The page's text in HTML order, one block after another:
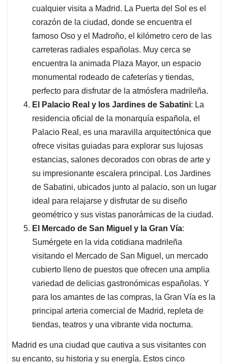
cualquier visita a Madrid. La Puerta del Sol es el
corazón de la ciudad, donde se encuentra el
famoso Oso y el Madroño, el kilómetro cero de las
carreteras radiales españolas. Muy cerca se
encuentra la animada Plaza Mayor, un espacio
monumental rodeado de cafeterías y tiendas,
perfecto para disfrutar de la atmósfera madrileña.
El Palacio Real y los Jardines de Sabatini: La
residencia oficial de la monarquía española, el
Palacio Real, es una maravilla arquitectónica que
ofrece visitas guiadas para explorar sus lujosas
estancias, salones decorados con obras de arte y
su impresionante escalera principal. Los Jardines
de Sabatini, ubicados junto al palacio, son un lugar
ideal para relajarse y disfrutar de su diseño
geométrico y sus vistas panorámicas de la ciudad.
El Mercado de San Miguel y la Gran Vía:
Sumérgete en la vida cotidiana madrileña
visitando el Mercado de San Miguel, un mercado
cubierto lleno de puestos que ofrecen una amplia
variedad de delicias gastronómicas españolas. Y
para los amantes de las compras, la Gran Vía es la
principal arteria comercial de Madrid, repleta de
tiendas, teatros y una vibrante vida nocturna.
Madrid es una ciudad que cautiva a sus visitantes con
su encanto, su historia y su energía. Estos cinco